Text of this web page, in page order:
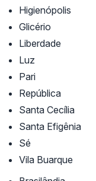
Higienópolis
Glicério
Liberdade
Luz
Pari
República
Santa Cecília
Santa Efigênia
Sé
Vila Buarque